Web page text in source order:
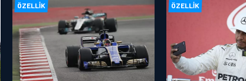
ÖZELLIK ÖZELLIK